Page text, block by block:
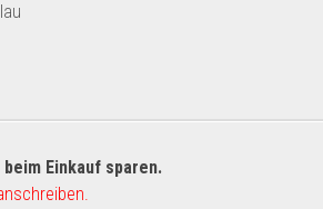
Einkauf sparen.